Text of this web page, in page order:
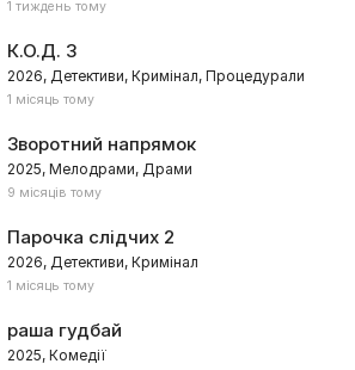
1 тиждень тому
К.О.Д. 3
2026, Детективи, Кримінал, Процедурали
1 місяць тому
Зворотний напрямок
2025, Мелодрами, Драми
9 місяців тому
Парочка слідчих 2
2026, Детективи, Кримінал
1 місяць тому
раша гудбай
2025, Комедії